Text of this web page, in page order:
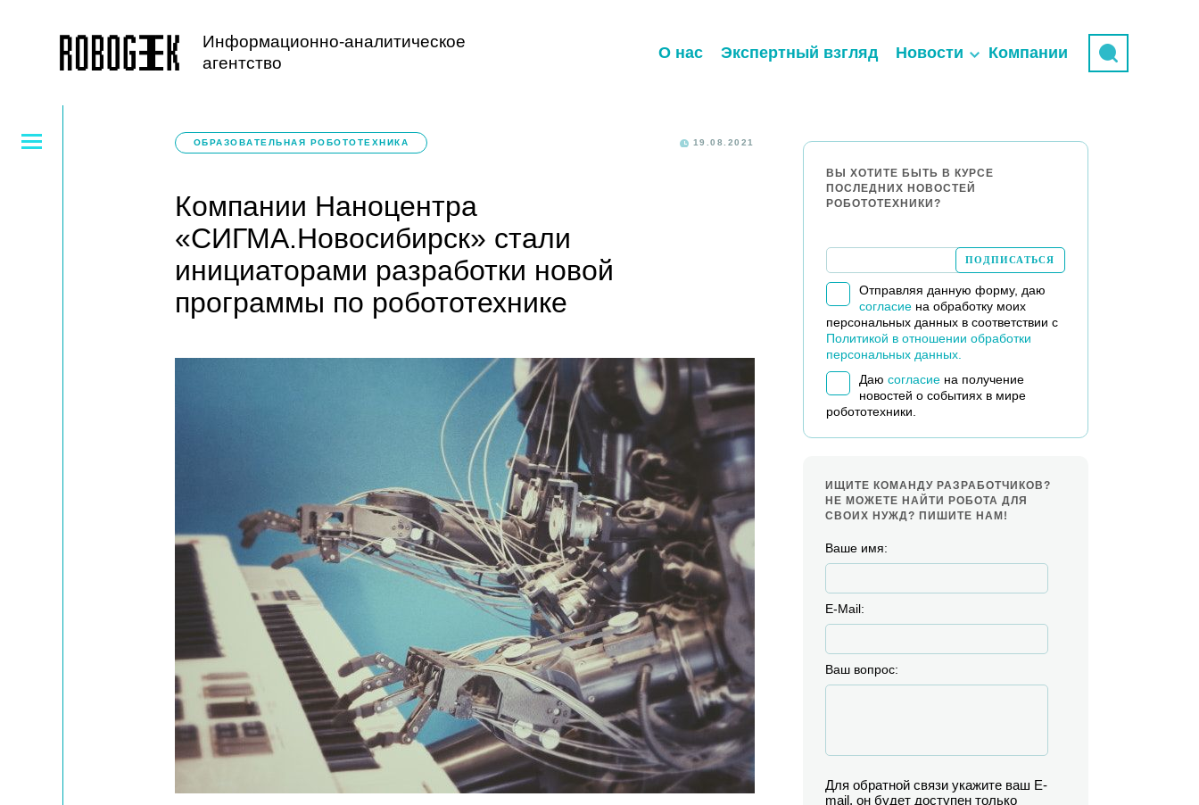
Информационно-аналитическое
агентство
О нас Экспертный взгляд Новости Компании
ОБРАЗОВАТЕЛЬНАЯ РОБОТОТЕХНИКА 19.08.2021
Компании Наноцентра
«СИГМА.Новосибирск» стали
инициаторами разработки новой
программы по робототехнике
ВЫ ХОТИТЕ БЫТЬ В КУРСЕ
ПОСЛЕДНИХ НОВОСТЕЙ
РОБОТОТЕХНИКИ?
Отправляя данную форму, даю
согласиена обработку моих
персональных данных в соответствии с
Политикой в отношении обработки
персональных данных.
Даю согласиена получение
новостей о событиях в мире
робототехники.
ИЩИТЕ КОМАНДУ РАЗРАБОТЧИКОВ?
НЕ МОЖЕТЕ НАЙТИ РОБОТА ДЛЯ
СВОИХ НУЖД? ПИШИТЕ НАМ!
Ваше имя:
E-Mail:
Ваш вопрос:
Для обратной связи укажите ваш E-
mail, он будет доступен только